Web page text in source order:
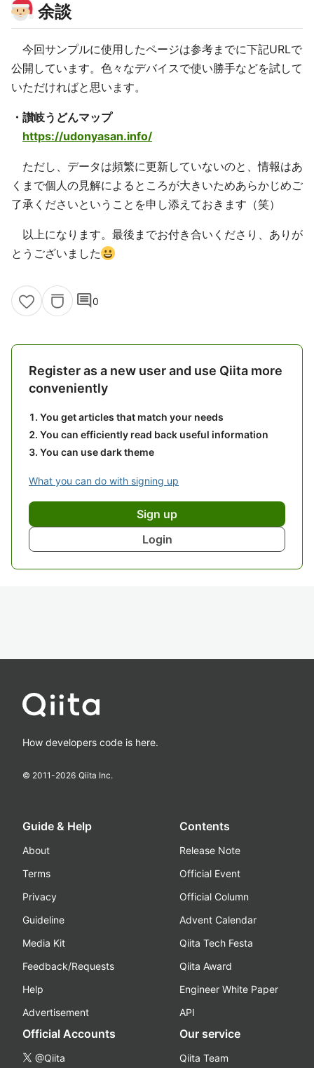
余談
今回サンプルに使用したページは参考までに下記URLで
公開しています。色々なデバイスで使い勝手などを試して
いただければと思います。
・讃岐うどんマップ
https://udonyasan.info/
ただし、データは頻繁に更新していないのと、情報はあ
くまで個人の見解によるところが大きいためあらかじめご
了承くださいということを申し添えておきます（笑）
以上になります。最後までお付き合いくださり、ありが
とうございました
comment0
Register as a new user and use Qiita more
conveniently
You get articles that match your needs
You can efficiently read back useful information
You can use dark theme
What you can do with signing up
Sign up
Login
How developers code is here.
© 2011-2026 Qiita Inc.
Guide & Help
About
Terms
Privacy
Guideline
Media Kit
Feedback/Requests
Help
Advertisement
Contents
Release Note
Official Event
Official Column
Advent Calendar
Qiita Tech Festa
Qiita Award
Engineer White Paper
API
Official Accounts
@Qiita
Our service
Qiita Team